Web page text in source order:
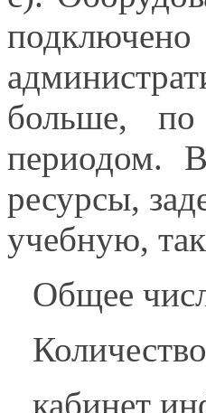
больше,
периодом.
ресурсы,
учебную,
Общее
кабинет